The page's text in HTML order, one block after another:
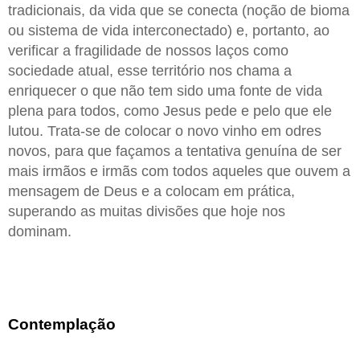
tradicionais, da vida que se conecta (noção de bioma
ou sistema de vida interconectado) e, portanto, ao
verificar a fragilidade de nossos laços como
sociedade atual, esse território nos chama a
enriquecer o que não tem sido uma fonte de vida
plena para todos, como Jesus pede e pelo que ele
lutou. Trata-se de colocar o novo vinho em odres
novos, para que façamos a tentativa genuína de ser
mais irmãos e irmãs com todos aqueles que ouvem a
mensagem de Deus e a colocam em prática,
superando as muitas divisões que hoje nos
dominam.
Contemplação